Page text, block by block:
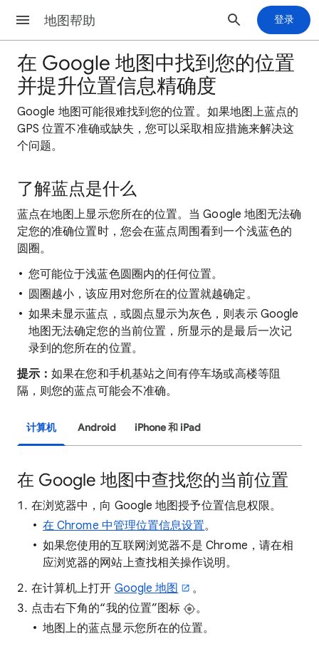
地图帮助 登录
在 Google 地图中找到您的位置
并提升位置信息精确度
Google 地图可能很难找到您的位置。如果地图上蓝点的
GPS 位置不准确或缺失，您可以采取相应措施来解决这
个问题。
了解蓝点是什么
蓝点在地图上显示您所在的位置。当 Google 地图无法确
定您的准确位置时，您会在蓝点周围看到一个浅蓝色的
圆圈。
您可能位于浅蓝色圆圈内的任何位置。
圆圈越小，该应用对您所在的位置就越确定。
如果未显示蓝点，或圆点显示为灰色，则表示 Google
地图无法确定您的当前位置，所显示的是最后一次记
录到的您所在的位置。
提示：如果在您和手机基站之间有停车场或高楼等阻
隔，则您的蓝点可能会不准确。
计算机 Android iPhone 和 iPad
在 Google 地图中查找您的当前位置
在浏览器中，向 Google 地图授予位置信息权限。
在 Chrome 中管理位置信息设置。
如果您使用的互联网浏览器不是 Chrome，请在相
应浏览器的网站上查找相关操作说明。
在计算机上打开 Google 地图
。
点击右下角的“我的位置”图标
。
地图上的蓝点显示您所在的位置。